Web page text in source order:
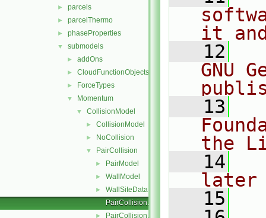
► parcels
► parcelThermo
► phaseProperties
▼ submodels
► addOns
► CloudFunctionObjects
► ForceTypes
▼ Momentum
▼ CollisionModel
► CollisionModel
► NoCollision
▼ PairCollision
► PairModel
► WallModel
►
WallSiteData
PairCollision.C
► PairCollision.H
it
   12
GNU
   13
the
   14
later
   15